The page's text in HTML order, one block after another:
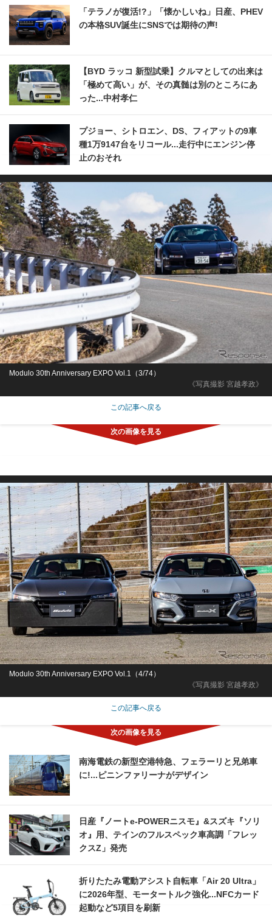
「テラノが復活!?」「懐かしいね」日産、PHEV
の本格SUV誕生にSNSでは期待の声!
【BYD ラッコ 新型試乗】クルマとしての出来は
「極めて高い」が、その真髄は別のところにあ
った...中村孝仁
プジョー、シトロエン、DS、フィアットの9車
種1万9147台をリコール...走行中にエンジン停
止のおそれ
《写真撮影 宮越孝政》
Modulo 30th Anniversary EXPO Vol.1（3/74）
この記事へ戻る
《写真撮影 宮越孝政》
Modulo 30th Anniversary EXPO Vol.1（4/74）
この記事へ戻る
南海電鉄の新型空港特急、フェラーリと兄弟車
に!...ピニンファリーナがデザイン
日産『ノートe-POWERニスモ』&スズキ『ソリ
オ』用、テインのフルスペック車高調「フレッ
クスZ」発売
折りたたみ電動アシスト自転車「Air 20 Ultra」
に2026年型、モータートルク強化...NFCカード
起動など5項目を刷新